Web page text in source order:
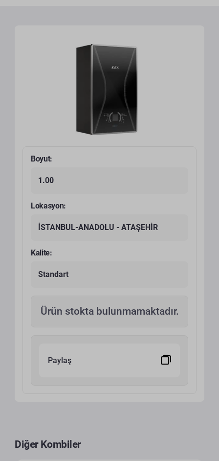
Boyut:
1.00
Lokasyon:
İSTANBUL-ANADOLU - ATAŞEHİR
Kalite:
Standart
Ürün stokta bulunmamaktadır.
Paylaş
Diğer Kombiler